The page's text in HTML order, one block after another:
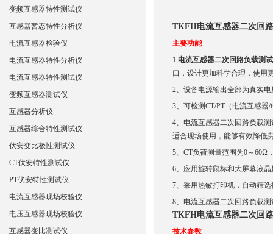
TKFH电流互感器二次回
主要功能
1,电流互感器二次回路负载测
口，设计更加科学合理，使用
2、设备电源输出全部为真实
3、可检测CT/PT（电流互感
4、电流互感器二次回路负载
适合现场使用，能够有效降低
5、CT负荷测量范围为0～60Ω
6、应用旋转鼠标和大屏幕液
7、采用热敏打印机，自动筛
8、电流互感器二次回路负载
TKFH电流互感器二次回
技术参数
变频互感器特性测试仪
互感器暂态特性分析仪
电流互感器检验仪
电流互感器特性分析仪
电流互感器特性测试仪
变频互感器测试仪
互感器分析仪
互感器综合特性测试仪
伏安变比极性测试仪
CT伏安特性测试仪
PT伏安特性测试仪
电流互感器现场校验仪
电压互感器现场校验仪
互感器变比测试仪